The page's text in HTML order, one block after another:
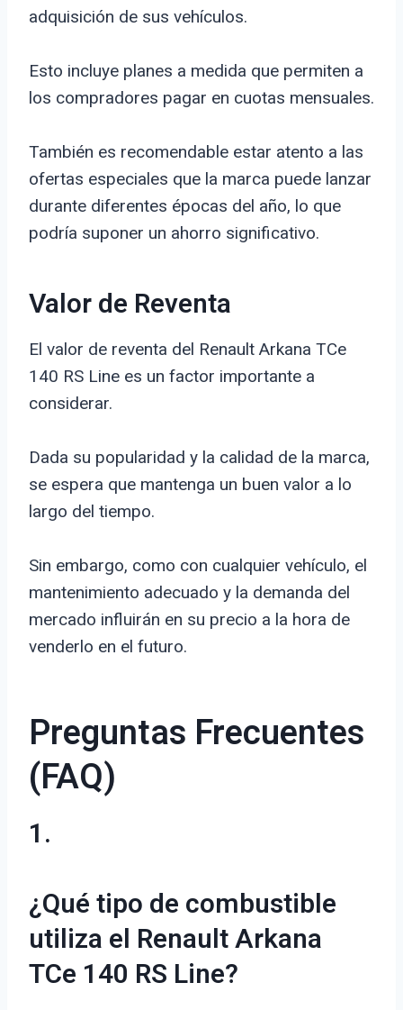
adquisición de sus vehículos.
Esto incluye planes a medida que permiten a
los compradores pagar en cuotas mensuales.
También es recomendable estar atento a las
ofertas especiales que la marca puede lanzar
durante diferentes épocas del año, lo que
podría suponer un ahorro significativo.
Valor de Reventa
El valor de reventa del Renault Arkana TCe
140 RS Line es un factor importante a
considerar.
Dada su popularidad y la calidad de la marca,
se espera que mantenga un buen valor a lo
largo del tiempo.
Sin embargo, como con cualquier vehículo, el
mantenimiento adecuado y la demanda del
mercado influirán en su precio a la hora de
venderlo en el futuro.
Preguntas Frecuentes
(FAQ)
1.
¿Qué tipo de combustible
utiliza el Renault Arkana
TCe 140 RS Line?